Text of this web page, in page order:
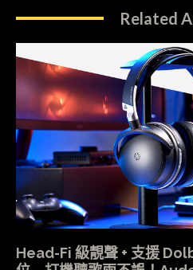
Related
Head-Fi 級靚聲 + 支援